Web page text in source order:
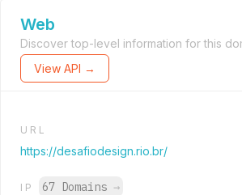
Web
Discover top-level information for this
View API →
URL
https://desafiodesign.rio.br/
IP 67 Domains →